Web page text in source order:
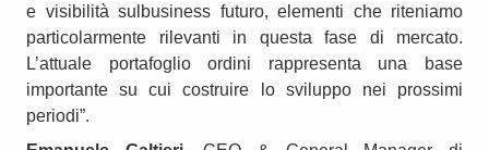
e visibilità sulbusiness futuro, elementi che riteniamo
particolarmente rilevanti in questa fase di mercato.
L’attuale portafoglio ordini rappresenta una base
importante su cui costruire lo sviluppo nei prossimi
periodi”.